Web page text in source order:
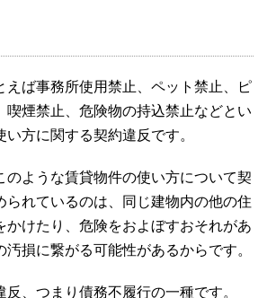
えば事務所使用禁止、ペット禁止、ピ
喫煙禁止、危険物の持込禁止などとい
方に関する契約違反です。
のような賃貸物件の使い方について契
られているのは、同じ建物内の他の住
かけたり、危険をおよぼすおそれがあ
汚損に繋がる可能性があるからです。
反、つまり債務不履行の一種です。